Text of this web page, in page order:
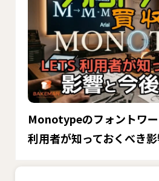
Monotypeのフォントワ
利用者が知っておくべき